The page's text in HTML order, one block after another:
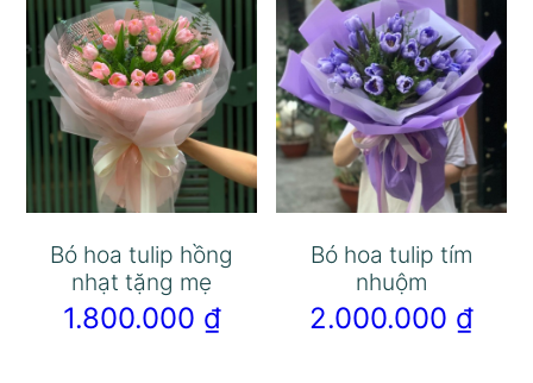
Bó hoa tulip hồng
nhạt tặng mẹ
1.800.000 ₫
Bó hoa tulip tím
nhuộm
2.000.000 ₫